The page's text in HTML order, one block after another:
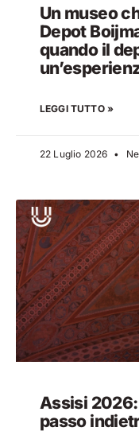
Un museo
Depot
quando il
LEGGI TUTTO »
22 Luglio 2026
Assisi
passo